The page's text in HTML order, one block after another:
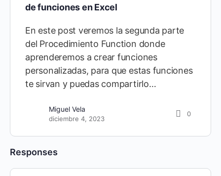
de funciones en Excel
En este post veremos la segunda parte
del Procedimiento Function donde
aprenderemos a crear funciones
personalizadas, para que estas funciones
te sirvan y puedas compartirlo…
Miguel Vela
diciembre 4, 2023
0
Responses